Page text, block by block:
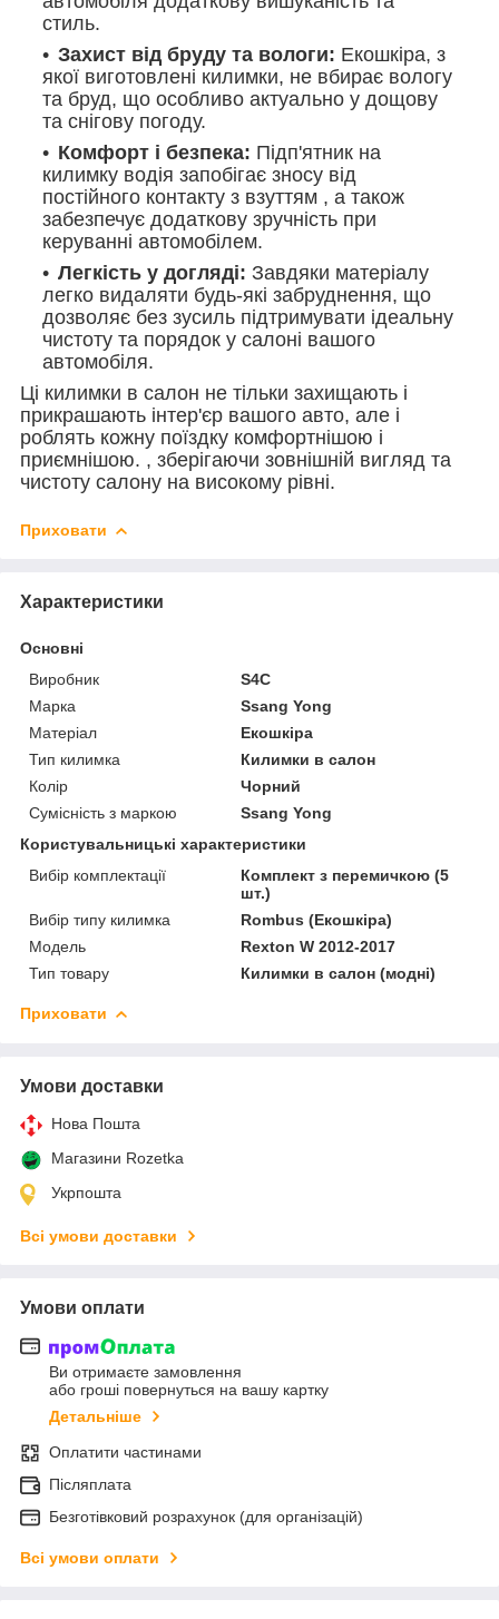
стиль.
Захист від бруду та вологи: Екошкіра, з
якої виготовлені килимки, не вбирає вологу
та бруд, що особливо актуально у дощову
та снігову погоду.
Комфорт і безпека: Підп'ятник на
килимку водія запобігає зносу від
постійного контакту з взуттям , а також
забезпечує додаткову зручність при
керуванні автомобілем.
Легкість у догляді: Завдяки матеріалу
легко видаляти будь-які забруднення, що
дозволяє без зусиль підтримувати ідеальну
чистоту та порядок у салоні вашого
автомобіля.
Ці килимки в салон не тільки захищають і
прикрашають інтер'єр вашого авто, але і
роблять кожну поїздку комфортнішою і
приємнішою. , зберігаючи зовнішній вигляд та
чистоту салону на високому рівні.
Приховати
Характеристики
Основні
Виробник
S4C
Марка
Ssang Yong
Матеріал
Екошкіра
Тип килимка
Килимки в салон
Колір
Чорний
Сумісність з маркою
Ssang Yong
Користувальницькі характеристики
Вибір комплектації
Комплект з перемичкою (5
шт.)
Вибір типу килимка
Rombus (Екошкіра)
Мoдель
Rexton W 2012-2017
Тип товару
Килимки в салон (модні)
Приховати
Умови доставки
Нова Пошта
Магазини Rozetka
Укрпошта
Всі умови доставки
Умови оплати
Ви отримаєте замовлення
або гроші повернуться на вашу картку
Детальніше
Оплатити частинами
Післяплата
Безготівковий розрахунок (для організацій)
Всі умови оплати